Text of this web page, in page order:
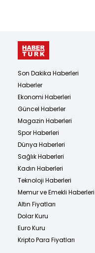
Son Dakika Haberleri
Haberler
Ekonomi Haberleri
Güncel Haberler
Magazin Haberleri
Spor Haberleri
Dünya Haberleri
Sağlık Haberleri
Kadın Haberleri
Teknoloji Haberleri
Memur ve Emekli Haberleri
Altın Fiyatları
Dolar Kuru
Euro Kuru
Kripto Para Fiyatları